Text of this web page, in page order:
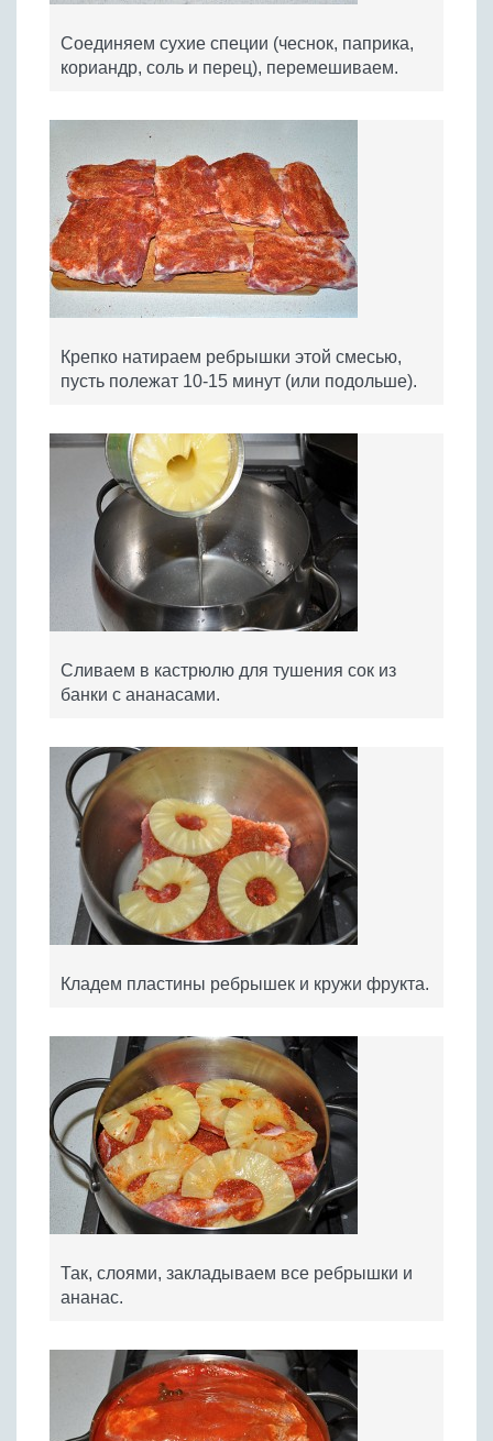
Соединяем сухие специи (чеснок, паприка,
кориандр, соль и перец), перемешиваем.
Крепко натираем ребрышки этой смесью,
пусть полежат 10-15 минут (или подольше).
Сливаем в кастрюлю для тушения сок из
банки с ананасами.
Кладем пластины ребрышек и кружи фрукта.
Так, слоями, закладываем все ребрышки и
ананас.